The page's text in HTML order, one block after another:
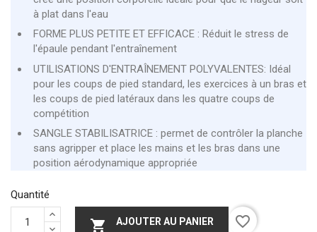
à plat dans l'eau
FORME PLUS PETITE ET EFFICACE : Réduit le stress de
l'épaule pendant l'entraînement
UTILISATIONS D'ENTRAÎNEMENT POLYVALENTES: Idéal
pour les coups de pied standard, les exercices à un bras et
les coups de pied latéraux dans les quatre coups de
compétition
SANGLE STABILISATRICE : permet de contrôler la planche
sans agripper et place les mains et les bras dans une
position aérodynamique appropriée
Quantité
 AJOUTER AU PANIER favorite_border